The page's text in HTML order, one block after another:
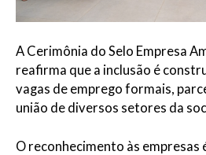
A Cerimônia do Selo Empresa
reafirma que a inclusão é
vagas de emprego formais,
união de diversos setores da
O reconhecimento às empresas